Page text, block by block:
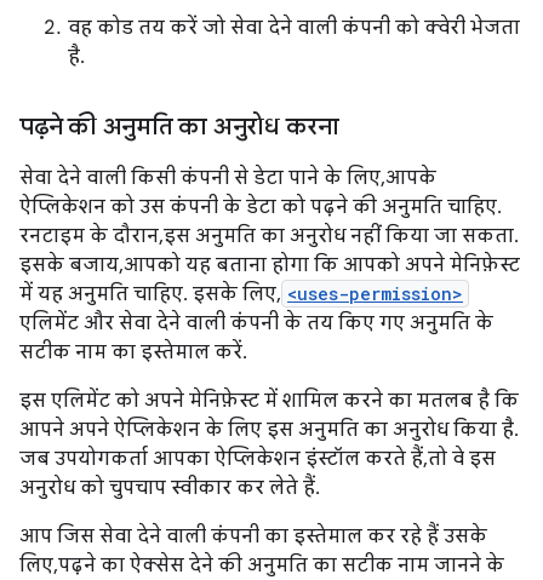
वह कोड तय करें जो सेवा देने वाली कंपनी को क्वेरी भेजता
है.
पढ़ने की अनुमति का अनुरोध करना
सेवा देने वाली किसी कंपनी से डेटा पाने के लिए, आपके
ऐप्लिकेशन को उस कंपनी के डेटा को पढ़ने की अनुमति चाहिए.
रनटाइम के दौरान, इस अनुमति का अनुरोध नहीं किया जा सकता.
इसके बजाय, आपको यह बताना होगा कि आपको अपने मेनिफ़ेस्ट
में यह अनुमति चाहिए. इसके लिए, <uses-permission>
एलिमेंट और सेवा देने वाली कंपनी के तय किए गए अनुमति के
सटीक नाम का इस्तेमाल करें.
इस एलिमेंट को अपने मेनिफ़ेस्ट में शामिल करने का मतलब है कि
आपने अपने ऐप्लिकेशन के लिए इस अनुमति का अनुरोध किया है.
जब उपयोगकर्ता आपका ऐप्लिकेशन इंस्टॉल करते हैं, तो वे इस
अनुरोध को चुपचाप स्वीकार कर लेते हैं.
आप जिस सेवा देने वाली कंपनी का इस्तेमाल कर रहे हैं उसके
लिए, पढ़ने का ऐक्सेस देने की अनुमति का सटीक नाम जानने के